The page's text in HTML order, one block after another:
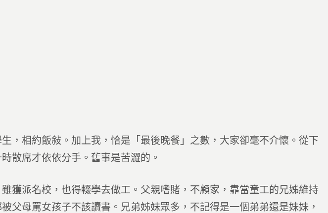
，相約飯敍。加上我，恰是「最後晚餐」之數，大家卻毫不介懷。從下
散席才依依分手。舊事是苦澀的。
獲派名校，也得輟學去做工。父親嗜賭，不顧家，靠當童工的兄姊維持
父母罵女孩子不該讀書。兄弟姊妹眾多，不記得是一個弟弟還是妹妹，